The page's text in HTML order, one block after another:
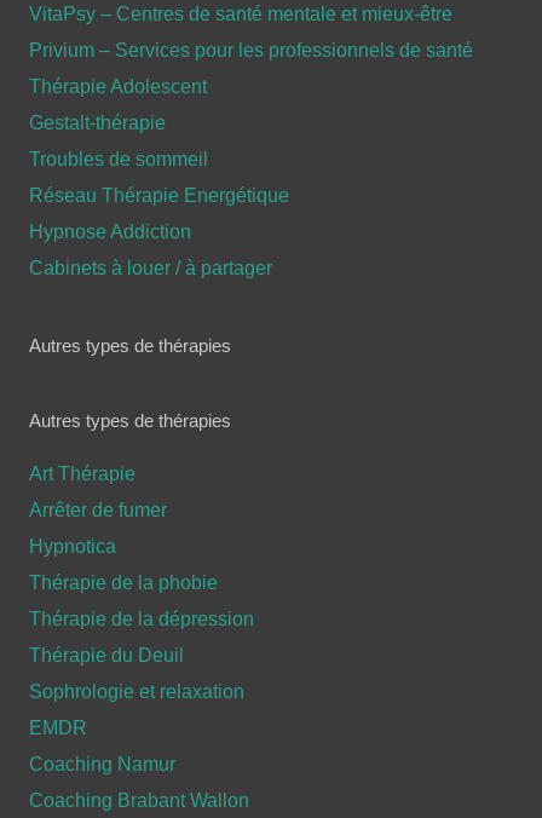
VitaPsy – Centres de santé mentale et mieux-être
Privium – Services pour les professionnels de santé
Thérapie Adolescent
Gestalt-thérapie
Troubles de sommeil
Réseau Thérapie Energétique
Hypnose Addiction
Cabinets à louer / à partager
Autres types de thérapies
Autres types de thérapies
Art Thérapie
Arrêter de fumer
Hypnotica
Thérapie de la phobie
Thérapie de la dépression
Thérapie du Deuil
Sophrologie et relaxation
EMDR
Coaching Namur
Coaching Brabant Wallon